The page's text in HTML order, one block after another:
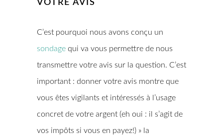
VOTRE AVIS
C’est pourquoi nous avons conçu un
sondage qui va vous permettre de nous
transmettre votre avis sur la question. C’est
important : donner votre avis montre que
vous êtes vigilants et intéressés à l’usage
concret de votre argent (eh oui : il s’agit de
vos impôts si vous en payez!) » la